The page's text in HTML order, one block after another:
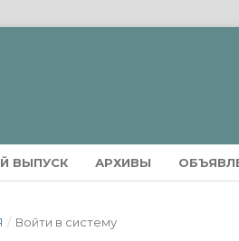
ВЫПУСК АРХИВЫ
/ Войти в систему